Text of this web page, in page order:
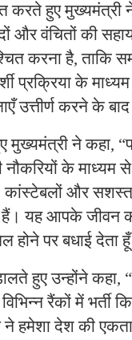
करते हुए
और वंचितों की
करना है, ताकि
प्रक्रिया के
उत्तीर्ण करने के
मुख्यमंत्री ने कहा,
नौकरियों के
और
हैं। यह आपके
होने पर बधाई देता
हुए उन्होंने कहा,
रैंकों में भर्ती
ने हमेशा देश की